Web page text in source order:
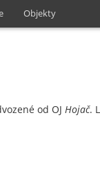
Objekty
od OJ Hojač.